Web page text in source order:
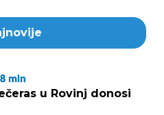
min
u Rovinj donosi